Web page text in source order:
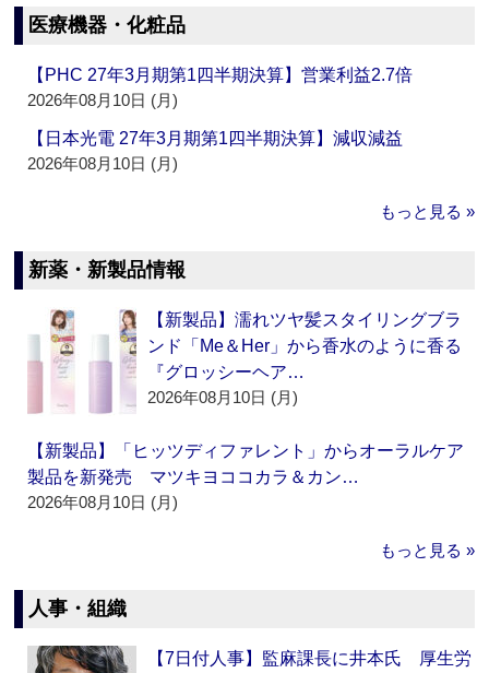
医療機器・化粧品
【PHC 27年3月期第1四半期決算】営業利益2.7倍
2026年08月10日 (月)
【日本光電 27年3月期第1四半期決算】減収減益
2026年08月10日 (月)
もっと見る »
新薬・新製品情報
【新製品】濡れツヤ髪スタイリングブラ
ンド「Me＆Her」から香水のように香る
『グロッシーヘア…
2026年08月10日 (月)
【新製品】「ヒッツディファレント」からオーラルケア
製品を新発売 マツキヨココカラ＆カン…
2026年08月10日 (月)
もっと見る »
人事・組織
【7日付人事】監麻課長に井本氏 厚生労